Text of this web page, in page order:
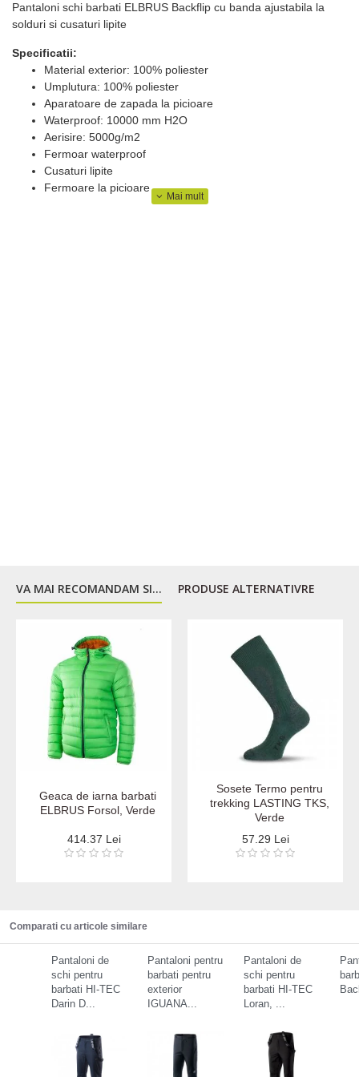
Pantaloni schi barbati ELBRUS Backflip cu banda ajustabila la
solduri si cusaturi lipite
Specificatii:
Material exterior: 100% poliester
Umplutura: 100% poliester
Aparatoare de zapada la picioare
Waterproof: 10000 mm H2O
Aerisire: 5000g/m2
Fermoar waterproof
Cusaturi lipite
Fermoare la picioare
VA MAI RECOMANDAM SI... PRODUSE ALTERNATIVRE
Geaca de iarna barbati
ELBRUS Forsol, Verde
414.37 Lei
Sosete Termo pentru
trekking LASTING TKS,
Verde
57.29 Lei
Comparati cu articole similare
Pantaloni de
schi pentru
barbati HI-TEC
Darin D...
Pantaloni pentru
barbati pentru
exterior
IGUANA...
Pantaloni de
schi pentru
barbati HI-TEC
Loran, ...